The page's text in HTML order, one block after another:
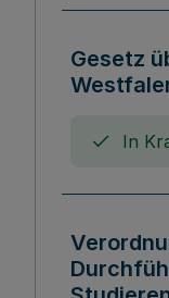
Gesetz
In